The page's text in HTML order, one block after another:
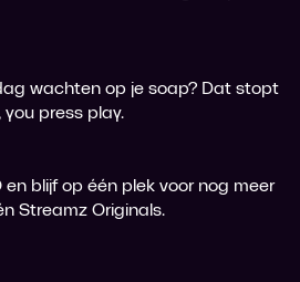
wachten op je soap? Dat stopt
press play.
en blijf op één plek voor nog meer
Streamz Originals.